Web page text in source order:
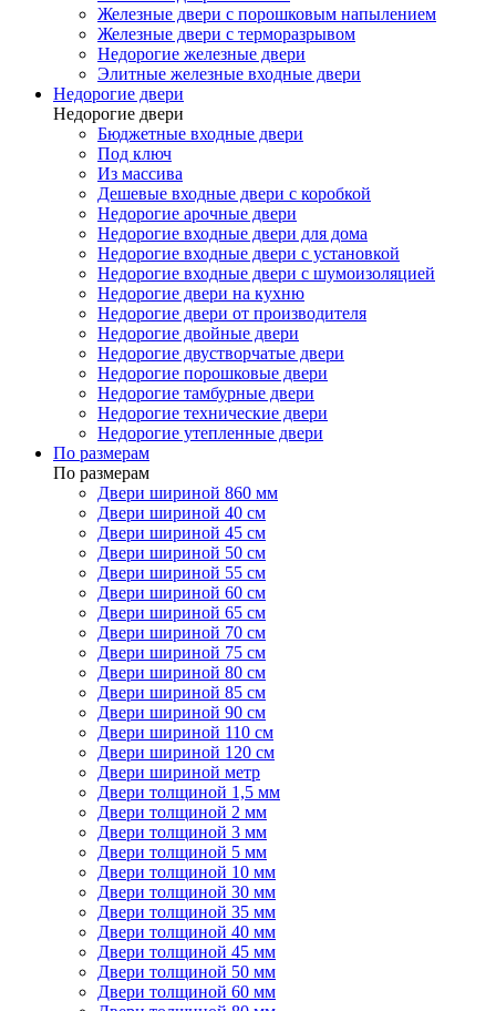
Железные двери с порошковым напылением
Железные двери с терморазрывом
Недорогие железные двери
Элитные железные входные двери
Недорогие двери
Недорогие двери
Бюджетные входные двери
Под ключ
Из массива
Дешевые входные двери с коробкой
Недорогие арочные двери
Недорогие входные двери для дома
Недорогие входные двери с установкой
Недорогие входные двери с шумоизоляцией
Недорогие двери на кухню
Недорогие двери от производителя
Недорогие двойные двери
Недорогие двустворчатые двери
Недорогие порошковые двери
Недорогие тамбурные двери
Недорогие технические двери
Недорогие утепленные двери
По размерам
По размерам
Двери шириной 860 мм
Двери шириной 40 см
Двери шириной 45 см
Двери шириной 50 см
Двери шириной 55 см
Двери шириной 60 см
Двери шириной 65 см
Двери шириной 70 см
Двери шириной 75 см
Двери шириной 80 см
Двери шириной 85 см
Двери шириной 90 см
Двери шириной 110 см
Двери шириной 120 см
Двери шириной метр
Двери толщиной 1,5 мм
Двери толщиной 2 мм
Двери толщиной 3 мм
Двери толщиной 5 мм
Двери толщиной 10 мм
Двери толщиной 30 мм
Двери толщиной 35 мм
Двери толщиной 40 мм
Двери толщиной 45 мм
Двери толщиной 50 мм
Двери толщиной 60 мм